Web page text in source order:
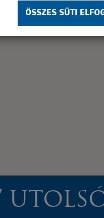
OKÖSSZES SÜTI